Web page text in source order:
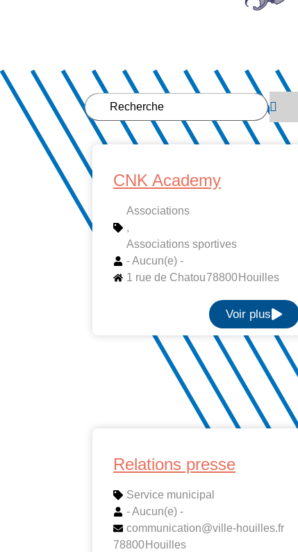
CNK Academy
Associations
,
Associations sportives
- Aucun(e) -
1 rue de Chatou78800 Houilles
Voir plus
Relations presse
Service municipal
- Aucun(e) -
communication@ville-houilles.fr
78800 Houilles